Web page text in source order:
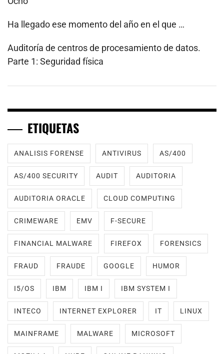
Ha llegado ese momento del año en el que …
Auditoría de centros de procesamiento de datos.
Parte 1: Seguridad física
ETIQUETAS
ANALISIS FORENSE ANTIVIRUS AS/400
AS/400 SECURITY AUDIT AUDITORIA
AUDITORIA ORACLE CLOUD COMPUTING
CRIMEWARE EMV F-SECURE
FINANCIAL MALWARE FIREFOX FORENSICS
FRAUD FRAUDE GOOGLE HUMOR
I5/OS IBM IBM I IBM SYSTEM I
INTECO INTERNET EXPLORER IT LINUX
MAINFRAME MALWARE MICROSOFT